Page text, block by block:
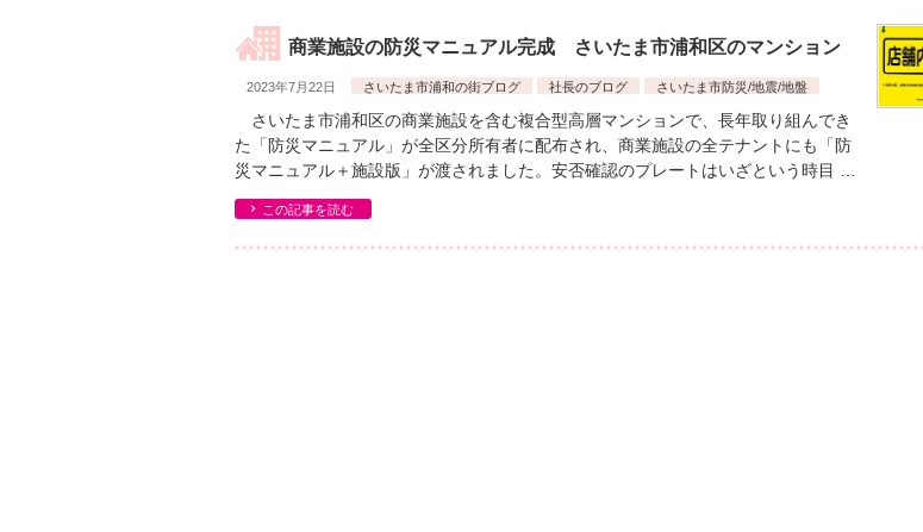
商業施設の防災マニュアル完成 さいたま市浦和区のマンション
2023年7月22日 さいたま市浦和の街ブログ 社長のブログ さいたま市防災/地震/地盤
さいたま市浦和区の商業施設を含む複合型高層マンションで、長年取り組んでき
た「防災マニュアル」が全区分所有者に配布され、商業施設の全テナントにも「防
災マニュアル＋施設版」が渡されました。安否確認のプレートはいざという時目 …
この記事を読む